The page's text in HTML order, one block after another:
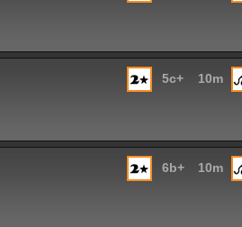
10m
5c+
10m
6b+